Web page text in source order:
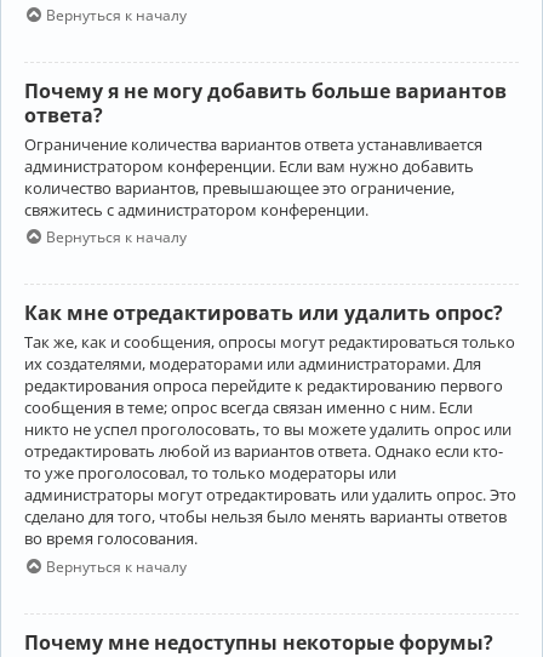
Вернуться к началу
Почему я не могу добавить больше вариантов
ответа?
Ограничение количества вариантов ответа устанавливается
администратором конференции. Если вам нужно добавить
количество вариантов, превышающее это ограничение,
свяжитесь с администратором конференции.
Вернуться к началу
Как мне отредактировать или удалить опрос?
Так же, как и сообщения, опросы могут редактироваться только
их создателями, модераторами или администраторами. Для
редактирования опроса перейдите к редактированию первого
сообщения в теме; опрос всегда связан именно с ним. Если
никто не успел проголосовать, то вы можете удалить опрос или
отредактировать любой из вариантов ответа. Однако если кто-
то уже проголосовал, то только модераторы или
администраторы могут отредактировать или удалить опрос. Это
сделано для того, чтобы нельзя было менять варианты ответов
во время голосования.
Вернуться к началу
Почему мне недоступны некоторые форумы?